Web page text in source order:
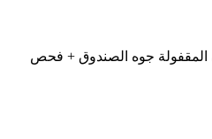
المقفولة جوه الصندوق + فحص